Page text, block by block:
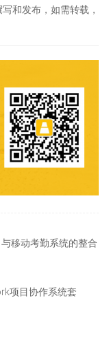
和发布，如需转载，
移动考勤系统的整合
项目协作系统套